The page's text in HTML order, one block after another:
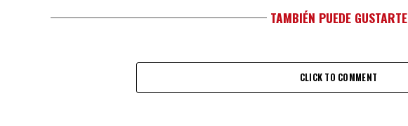
TAMBIÉN PUEDE GUSTARTE
CLICK TO COMMENT